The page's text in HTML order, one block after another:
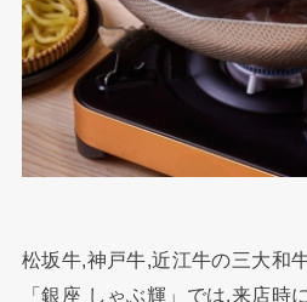
松坂牛,神戸牛,近江牛の三大和
「銀座 しゃぶ輝」では,来店時